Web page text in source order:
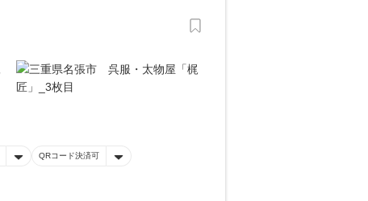
QRコード決済可